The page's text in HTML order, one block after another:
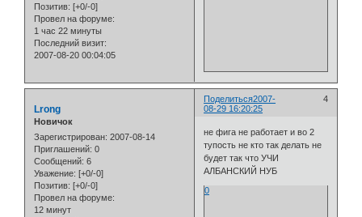
Позитив: [+0/-0]
Провел на форуме:
1 час 22 минуты
Последний визит:
2007-08-20 00:04:05
Поделиться 4
2007-
08-29 16:20:25
Lrong
Новичок
Зарегистрирован: 2007-08-14
Приглашений: 0
Сообщений: 6
Уважение: [+0/-0]
Позитив: [+0/-0]
Провел на форуме:
12 минут
не фига не работает и во 2
тупость не кто так делать не
будет так что УЧИ
АЛБАНСКИЙ НУБ
0